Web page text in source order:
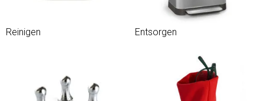
Reinigen Entsorgen